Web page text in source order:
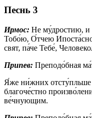
Песнь 3
Ирмос: Не му́дростию, и
Тобо́ю, О́тчею
свят, па́че Тебе́,
Припев: Преподо́бная
Я́же ни́жних отсту́пльше
благоче́стно
ве́чнующим.